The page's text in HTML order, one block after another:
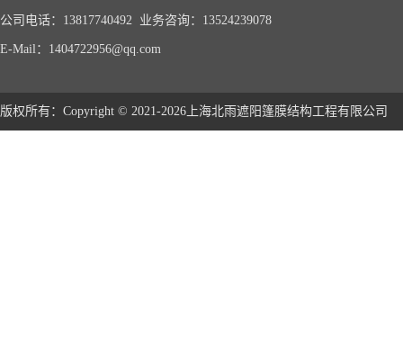
公司电话：13817740492 业务咨询：13524239078
E-Mail：1404722956@qq.com
版权所有：Copyright © 2021-2026上海北雨遮阳篷膜结构工程有限公司